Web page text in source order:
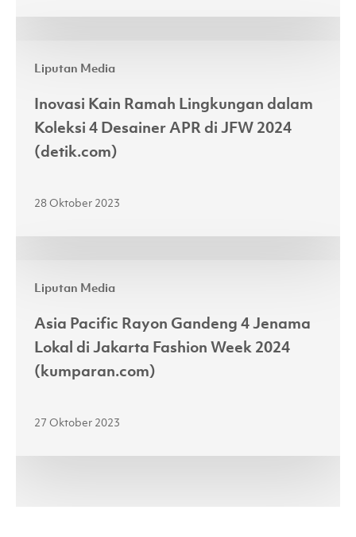
Panggung
JFW
2024
(fimela.com)
Liputan Media
Kain
Ramah
Lingkungan
Koleksi
Desainer
2024
(detik.com)
Inovasi Kain Ramah Lingkungan dalam
Koleksi 4 Desainer APR di JFW 2024
(detik.com)
28 Oktober 2023
Liputan Media
Pacific
Rayon
Gandeng
Jenama
Asia Pacific Rayon Gandeng 4 Jenama
Lokal di Jakarta Fashion Week 2024
(kumparan.com)
27 Oktober 2023